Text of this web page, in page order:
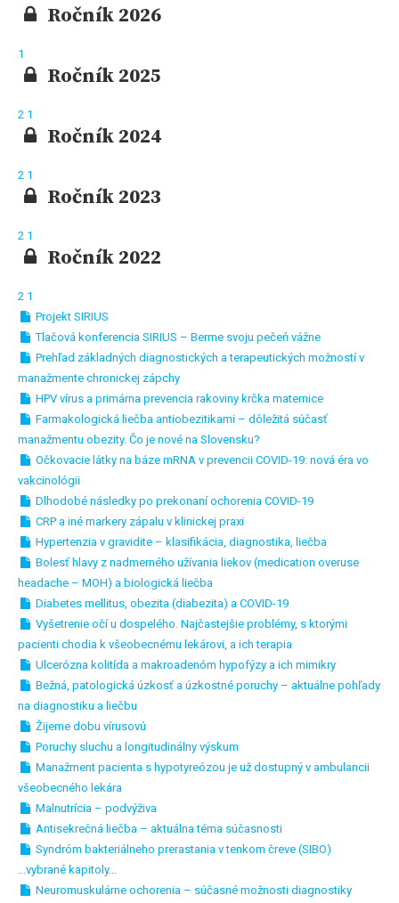
Ročník 2026
1
Ročník 2025
2 1
Ročník 2024
2 1
Ročník 2023
2 1
Ročník 2022
2 1
Projekt SIRIUS
Tlačová konferencia SIRIUS – Berme svoju pečeň vážne
Prehľad základných diagnostických a terapeutických možností v
manažmente chronickej zápchy
HPV vírus a primárna prevencia rakoviny krčka maternice
Farmakologická liečba antiobezitikami – dôležitá súčasť
manažmentu obezity. Čo je nové na Slovensku?
Očkovacie látky na báze mRNA v prevencii COVID-19: nová éra vo
vakcinológii
Dlhodobé následky po prekonaní ochorenia COVID-19
CRP a iné markery zápalu v klinickej praxi
Hypertenzia v gravidite – klasifikácia, diagnostika, liečba
Bolesť hlavy z nadmerného užívania liekov (medication overuse
headache – MOH) a biologická liečba
Diabetes mellitus, obezita (diabezita) a COVID-19
Vyšetrenie očí u dospelého. Najčastejšie problémy, s ktorými
pacienti chodia k všeobecnému lekárovi, a ich terapia
Ulcerózna kolitída a makroadenóm hypofýzy a ich mimikry
Bežná, patologická úzkosť a úzkostné poruchy – aktuálne pohľady
na diagnostiku a liečbu
Žijeme dobu vírusovú
Poruchy sluchu a longitudinálny výskum
Manažment pacienta s hypotyreózou je už dostupný v ambulancii
všeobecného lekára
Malnutrícia – podvýživa
Antisekrečná liečba – aktuálna téma súčasnosti
Syndróm bakteriálneho prerastania v tenkom čreve (SIBO)
...vybrané kapitoly...
Neuromuskulárne ochorenia – súčasné možnosti diagnostiky